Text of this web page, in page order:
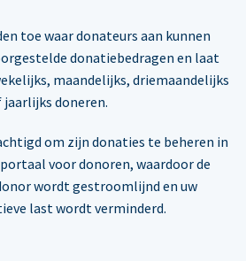
toe waar donateurs aan kunnen
donatiebedragen en laat
maandelijks, driemaandelijks
jaarlijks doneren.
om zijn donaties te beheren in
voor donoren, waardoor de
wordt gestroomlijnd en uw
last wordt verminderd.